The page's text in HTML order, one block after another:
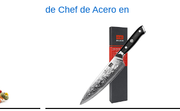
de Chef de Acero en